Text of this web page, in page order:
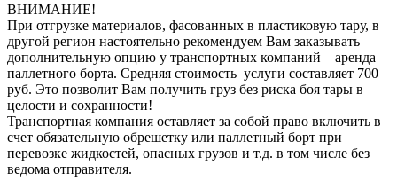
ВНИМАНИЕ!
При отгрузке материалов, фасованных в пластиковую тару, в
другой регион настоятельно рекомендуем Вам заказывать
дополнительную опцию у транспортных компаний – аренда
паллетного борта. Средняя стоимость услуги составляет 700
руб. Это позволит Вам получить груз без риска боя тары в
целости и сохранности!
Транспортная компания оставляет за собой право включить в
счет обязательную обрешетку или паллетный борт при
перевозке жидкостей, опасных грузов и т.д. в том числе без
ведома отправителя.